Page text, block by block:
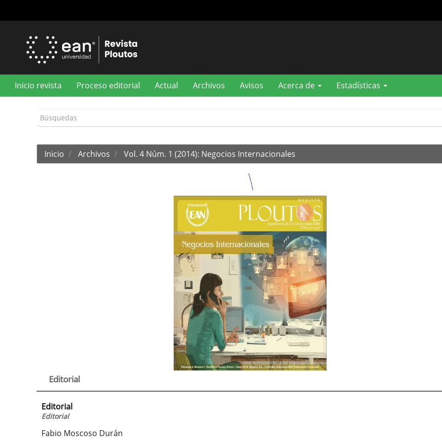
principal
Inicio revista Proceso editorial Actual Archivos Avisos Acerca de Estadísticas
Inicio Archivos Vol. 4 Núm. 1 (2014): Negocios Internacionales
Editorial
Editorial
Editorial
Fabio Moscoso Durán